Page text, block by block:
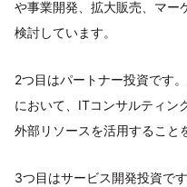
や事業開発、拡大販売、マー
検討しています。
2つ目はパートナー投資です
において、ITコンサルティン
外部リソースを活用すること
3つ目はサービス開発投資で